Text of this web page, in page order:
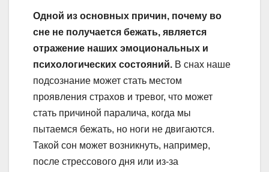
Одной из основных причин, почему во
сне не получается бежать, является
отражение наших эмоциональных и
психологических состояний. В снах наше
подсознание может стать местом
проявления страхов и тревог, что может
стать причиной паралича, когда мы
пытаемся бежать, но ноги не двигаются.
Такой сон может возникнуть, например,
после стрессового дня или из-за